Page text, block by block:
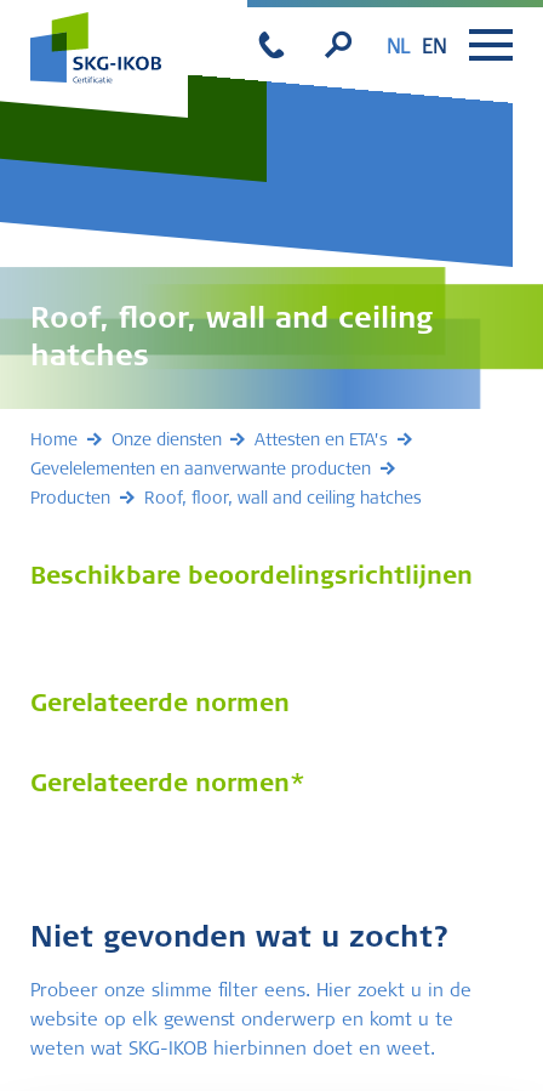
NL EN
Roof, floor, wall and ceiling
hatches
Home Onze diensten
Attesten en ETA’s
Gevelelementen en aanverwante producten
Producten
Roof, floor, wall and ceiling hatches
Beschikbare beoordelingsrichtlijnen
Gerelateerde normen
Gerelateerde normen*
Niet gevonden wat u zocht?
Probeer onze slimme filter eens. Hier zoekt u in de
website op elk gewenst onderwerp en komt u te
weten wat SKG-IKOB hierbinnen doet en weet.